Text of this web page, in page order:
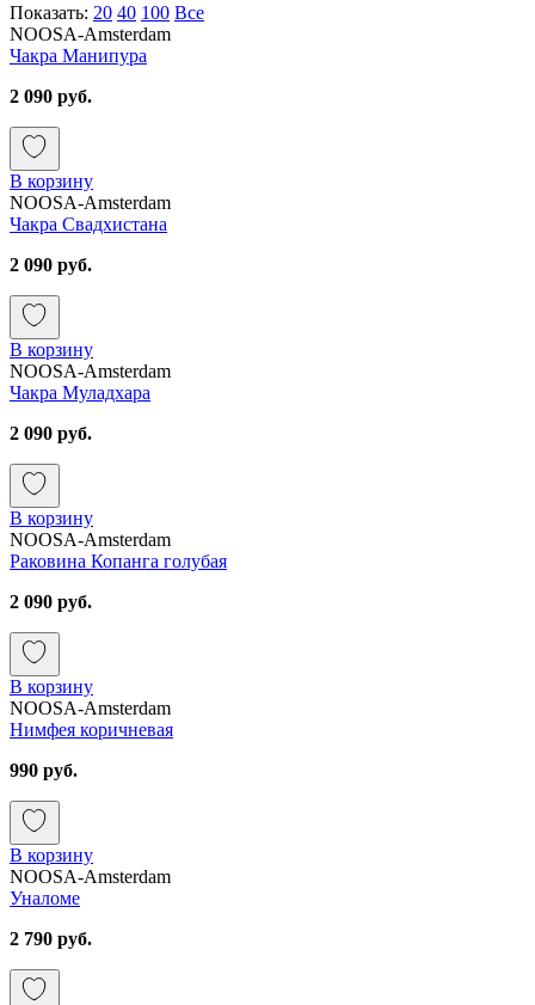
Показать: 20 40 100 Все
NOOSA-Amsterdam
Чакра Манипура
2 090 руб.
В корзину
NOOSA-Amsterdam
Чакра Свадхистана
2 090 руб.
В корзину
NOOSA-Amsterdam
Чакра Муладхара
2 090 руб.
В корзину
NOOSA-Amsterdam
Раковина Копанга голубая
2 090 руб.
В корзину
NOOSA-Amsterdam
Нимфея коричневая
990 руб.
В корзину
NOOSA-Amsterdam
Уналоме
2 790 руб.